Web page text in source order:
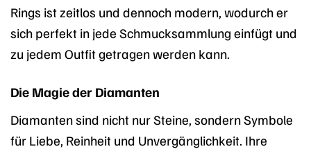
Rings ist zeitlos und dennoch modern, wodurch er
sich perfekt in jede Schmucksammlung einfügt und
zu jedem Outfit getragen werden kann.
Die Magie der Diamanten
Diamanten sind nicht nur Steine, sondern Symbole
für Liebe, Reinheit und Unvergänglichkeit. Ihre